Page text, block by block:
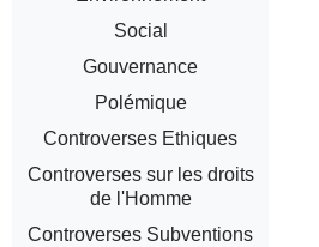
Social
Gouvernance
Polémique
Controverses Ethiques
Controverses sur les droits
de l'Homme
Controverses Subventions